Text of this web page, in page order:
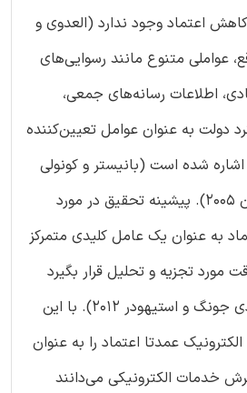
اعتماد وجود ندارد (العدوی و
در واقع، عواملی متنوع مانند رسوایی‌های
اطلاعات رسانه‌های جمعی،
دولت به عنوان عوامل تعیین‌کننده
شده است (بانیستر و کونولی
2011؛ ولچ، هینات و مون 2005). پیشینه تحقیق در مورد
به عنوان یک عامل کلیدی متمرکز
مورد تجزیه و تحلیل قرار بگیرد
(بلداد، ون در گیست، دی جونگ و استیهودر 2012). با این
عمدتا اعتماد را به عنوان
خدمات الکترونیکی می‌دانند